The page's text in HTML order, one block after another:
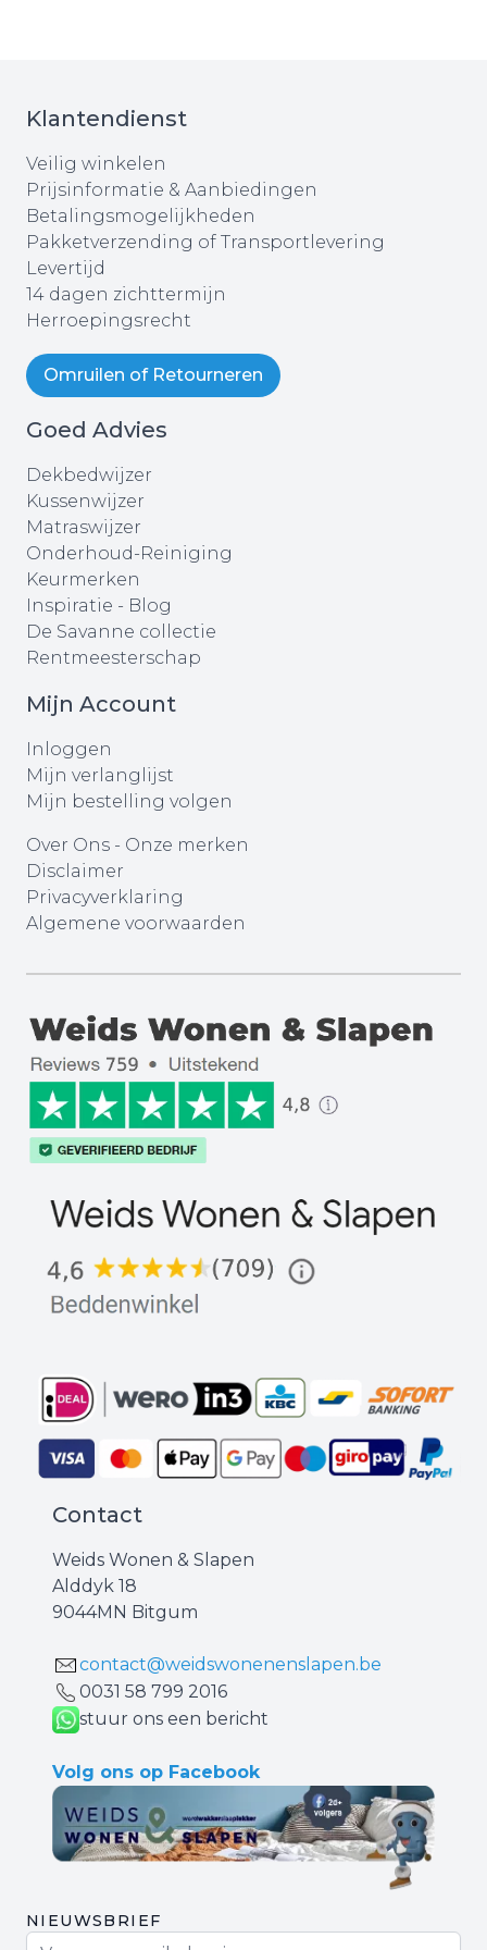
Klantendienst
Veilig winkelen
Prijsinformatie & Aanbiedingen
Betalingsmogelijkheden
Pakketverzending of Transportlevering
Levertijd
14 dagen zichttermijn
Herroepingsrecht
Omruilen of Retourneren
Goed Advies
Dekbedwijzer
Kussenwijzer
Matraswijzer
Onderhoud-Reiniging
Keurmerken
Inspiratie - Blog
De Savanne collectie
Rentmeesterschap
Mijn Account
Inloggen
Mijn verlanglijst
Mijn bestelling volgen
Over Ons - Onze merken
Disclaimer
Privacyverklaring
Algemene voorwaarden
Contact
Weids Wonen & Slapen
Alddyk 18
9044MN Bitgum
contact@weidswonenenslapen.be
0031 ‪58 799 2016‬
stuur ons een bericht
Volg ons op Facebook
NIEUWSBRIEF